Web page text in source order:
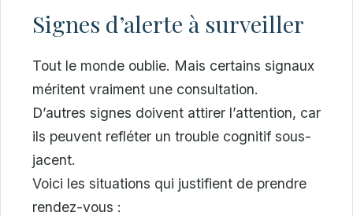
Signes d’alerte à surveiller
Tout le monde oublie. Mais certains signaux
méritent vraiment une consultation.
D’autres signes doivent attirer l’attention, car
ils peuvent refléter un trouble cognitif sous-
jacent.
Voici les situations qui justifient de prendre
rendez-vous :